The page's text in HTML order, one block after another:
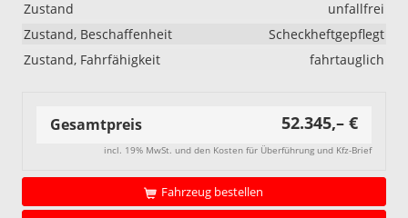
Zustand
unfallfrei
Zustand, Beschaffenheit
Scheckheftgepflegt
Zustand, Fahrfähigkeit
fahrtauglich
Gesamtpreis 52.345,– €
incl. 19% MwSt. und den Kosten für Überführung und Kfz-Brief
Fahrzeug bestellen